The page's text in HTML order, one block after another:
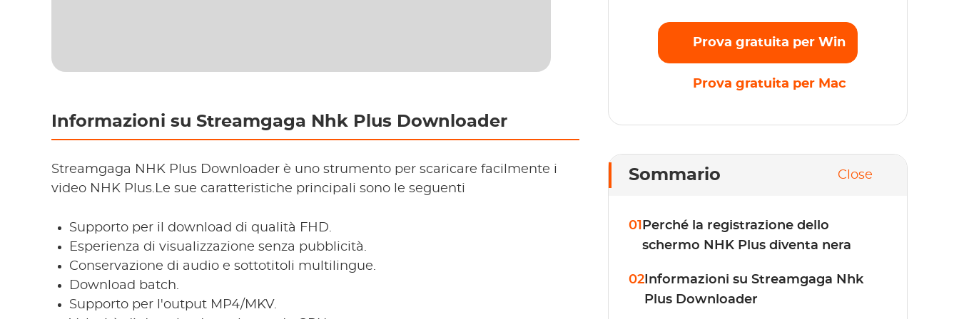
Informazioni su Streamgaga Nhk Plus Downloader
Streamgaga NHK Plus Downloader è uno strumento per scaricare facilmente i
video NHK Plus.Le sue caratteristiche principali sono le seguenti
Supporto per il download di qualità FHD.
Esperienza di visualizzazione senza pubblicità.
Conservazione di audio e sottotitoli multilingue.
Download batch.
Supporto per l'output MP4/MKV.
Prova gratuita per Win
Prova gratuita per Mac
Sommario Close
01 Perché la registrazione dello
schermo NHK Plus diventa nera
02 Informazioni su Streamgaga Nhk
Plus Downloader